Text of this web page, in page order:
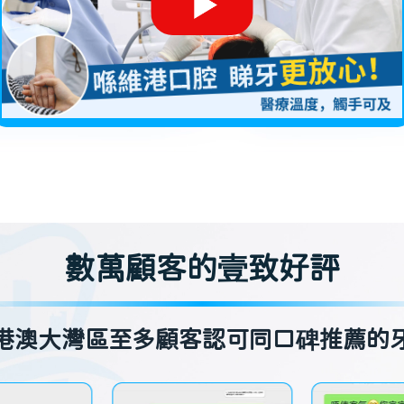
數萬顧客的壹致好評
澳大灣區至多顧客認可同口碑推薦的